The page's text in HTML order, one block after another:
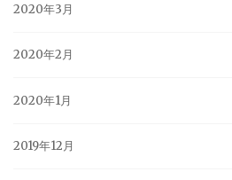
2020年3月
2020年2月
2020年1月
2019年12月